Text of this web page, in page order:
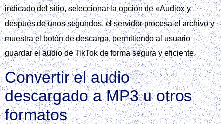
indicado del sitio, seleccionar la opción de «Audio» y
después de unos segundos, el servidor procesa el archivo y
muestra el botón de descarga, permitiendo al usuario
guardar el audio de TikTok de forma segura y eficiente.
Convertir el audio
descargado a MP3 u otros
formatos